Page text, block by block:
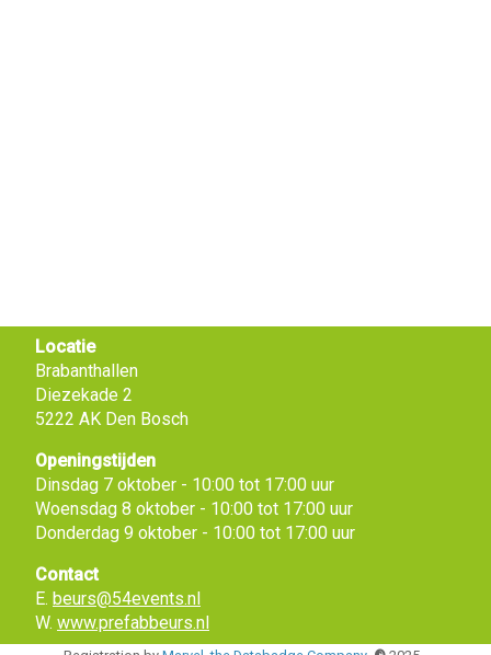
Locatie
Brabanthallen
Diezekade 2
5222 AK Den Bosch
Openingstijden
Dinsdag 7 oktober - 10:00 tot 17:00 uur
Woensdag 8 oktober - 10:00 tot 17:00 uur
Donderdag 9 oktober - 10:00 tot 17:00 uur
Contact
E. beurs@54events.nl
W. www.prefabbeurs.nl